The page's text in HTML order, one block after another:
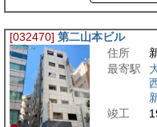
[032470] 第二山本ビル
住所
最寄駅
竣工